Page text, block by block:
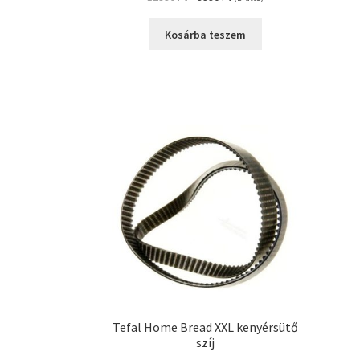
was:
is:
Kosárba teszem
Tefal Home Bread XXL kenyérsütő
szíj